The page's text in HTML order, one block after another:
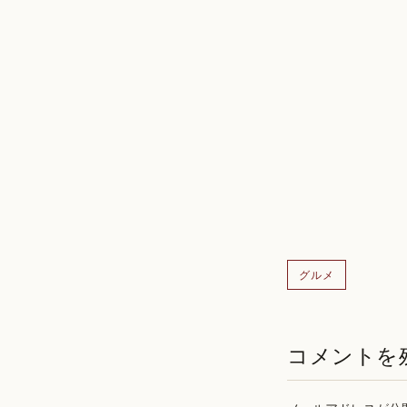
グルメ
コメントを